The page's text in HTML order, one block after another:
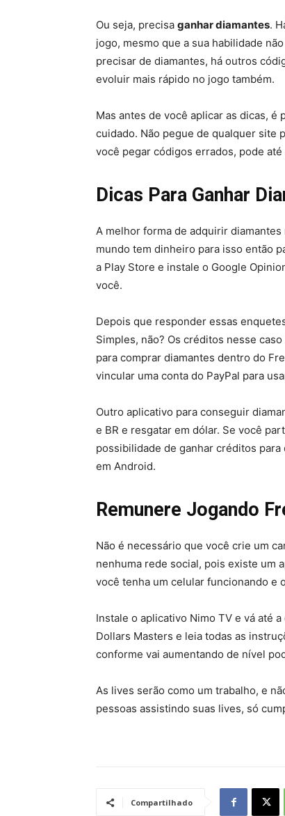
Ou seja, precisa ganhar diamantes.
jogo, mesmo que a sua habilidade
precisar de diamantes, há outros
evoluir mais rápido no jogo também.
Mas antes de você aplicar as dicas,
cuidado. Não pegue de qualquer site
você pegar códigos errados, pode
Dicas Para Ganhar
A melhor forma de adquirir
mundo tem dinheiro para isso então
a Play Store e instale o Google
você.
Depois que responder essas
Simples, não? Os créditos nesse
para comprar diamantes dentro do
vincular uma conta do PayPal para
Outro aplicativo para conseguir
e BR e resgatar em dólar. Se você
possibilidade de ganhar créditos
em Android.
Remunere Jogando
Não é necessário que você crie um
nenhuma rede social, pois existe um
você tenha um celular funcionando e
Instale o aplicativo Nimo TV e vá até
Dollars Masters e leia todas as
conforme vai aumentando de nível
As lives serão como um trabalho, e
pessoas assistindo suas lives, só
Compartilhado